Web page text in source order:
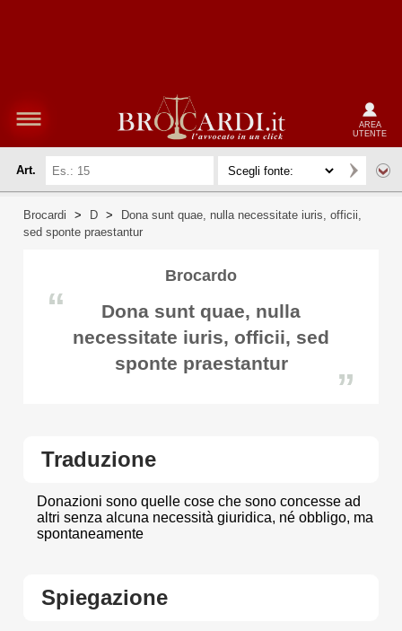
AREA
UTENTE
Art.
Brocardi > D >
Dona sunt quae, nulla necessitate iuris, officii,
sed sponte praestantur
Brocardo
“
Dona sunt quae, nulla
necessitate iuris, officii, sed
sponte praestantur
”
Traduzione
Donazioni sono quelle cose che sono concesse ad
altri senza alcuna necessità giuridica, né obbligo, ma
spontaneamente
Spiegazione